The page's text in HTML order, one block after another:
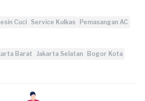
Cuci Service Kulkas Pemasangan AC
Barat Jakarta Selatan Bogor Kota